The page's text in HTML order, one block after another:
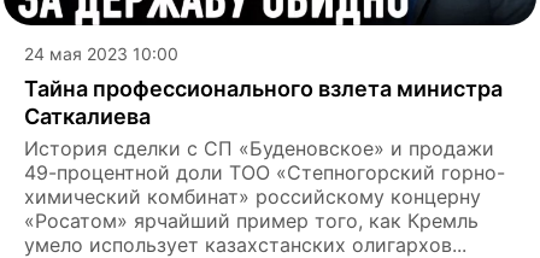
24 мая 2023 10:00
Тайна профессионального взлета министра
Саткалиева
История сделки с СП «Буденовское» и продажи
49-процентной доли ТОО «Степногорский горно-
химический комбинат» российскому концерну
«Росатом» ярчайший пример того, как Кремль
умело использует казахстанских олигархов...